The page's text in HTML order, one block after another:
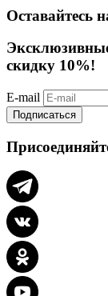
Оставайтесь
скидку 10%!
E-mail
Подписаться